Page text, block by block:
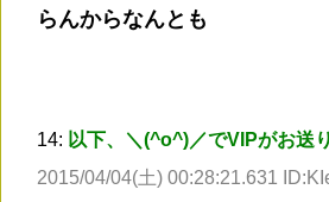
らんからなんとも
14: 以下、＼(^o^)／でVIPがお送
2015/04/04(土) 00:28:21.631